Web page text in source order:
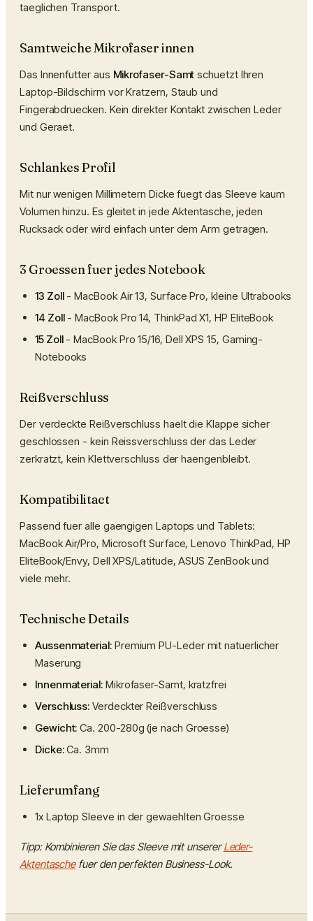
taeglichen Transport.
Samtweiche Mikrofaser innen
Das Innenfutter aus Mikrofaser-Samt schuetzt Ihren
Laptop-Bildschirm vor Kratzern, Staub und
Fingerabdruecken. Kein direkter Kontakt zwischen Leder
und Geraet.
Schlankes Profil
Mit nur wenigen Millimetern Dicke fuegt das Sleeve kaum
Volumen hinzu. Es gleitet in jede Aktentasche, jeden
Rucksack oder wird einfach unter dem Arm getragen.
3 Groessen fuer jedes Notebook
13 Zoll- MacBook Air 13, Surface Pro, kleine Ultrabooks
14 Zoll- MacBook Pro 14, ThinkPad X1, HP EliteBook
15 Zoll- MacBook Pro 15/16, Dell XPS 15, Gaming-
Notebooks
Reißverschluss
Der verdeckte Reißverschluss haelt die Klappe sicher
geschlossen - kein Reissverschluss der das Leder
zerkratzt, kein Klettverschluss der haengenbleibt.
Kompatibilitaet
Passend fuer alle gaengigen Laptops und Tablets:
MacBook Air/Pro, Microsoft Surface, Lenovo ThinkPad, HP
EliteBook/Envy, Dell XPS/Latitude, ASUS ZenBook und
viele mehr.
Technische Details
Aussenmaterial:Premium PU-Leder mit natuerlicher
Maserung
Innenmaterial:Mikrofaser-Samt, kratzfrei
Verschluss: Verdeckter Reißverschluss
Gewicht: Ca. 200-280g (je nach Groesse)
Dicke:Ca. 3mm
Lieferumfang
1x Laptop Sleeve in der gewaehlten Groesse
Tipp: Kombinieren Sie das Sleeve mit unsererLeder-
Aktentaschefuer den perfekten Business-Look.